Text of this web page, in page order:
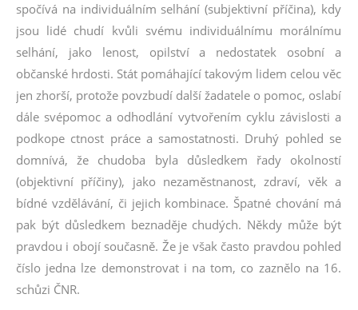
spočívá na individuálním selhání (subjektivní příčina), kdy
jsou lidé chudí kvůli svému individuálnímu morálnímu
selhání, jako lenost, opilství a nedostatek osobní a
občanské hrdosti. Stát pomáhající takovým lidem celou věc
jen zhorší, protože povzbudí další žadatele o pomoc, oslabí
dále svépomoc a odhodlání vytvořením cyklu závislosti a
podkope ctnost práce a samostatnosti. Druhý pohled se
domnívá, že chudoba byla důsledkem řady okolností
(objektivní příčiny), jako nezaměstnanost, zdraví, věk a
bídné vzdělávání, či jejich kombinace. Špatné chování má
pak být důsledkem beznaděje chudých. Někdy může být
pravdou i obojí současně. Že je však často pravdou pohled
číslo jedna lze demonstrovat i na tom, co zaznělo na 16.
schůzi ČNR.